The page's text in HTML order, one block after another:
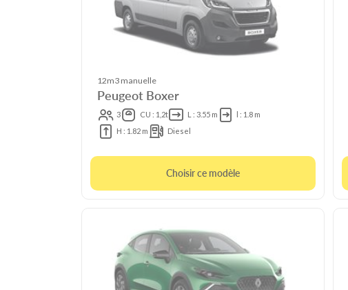
12m3 manuelle
Peugeot Boxer
3 CU : 1,2t L : 3.55 m
l : 1.8 m
H : 1.82 m
Diesel
Choisir ce modèle